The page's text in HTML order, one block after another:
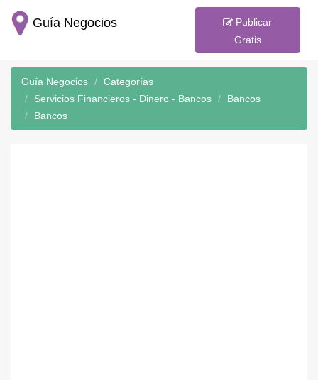
Guía Negocios
Publicar
Gratis
Guía Negocios
Categorías
Servicios Financieros - Dinero - Bancos
Bancos
Bancos